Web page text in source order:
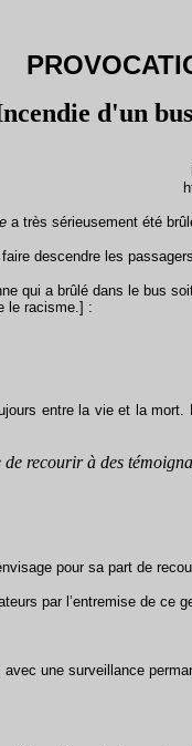
d'un
a très sérieusement été
descendre les
qui a brûlé dans le bus
le racisme.] :
entre la vie et la
de recourir à des
pour sa part de
par l’entremise de ce
une surveillance